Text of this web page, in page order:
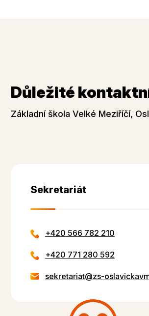
Důležité
Základní škola Velké Meziříčí,
Sekretariát
+420 566 782 210
+420 771 280 592
sekretariat@zs-